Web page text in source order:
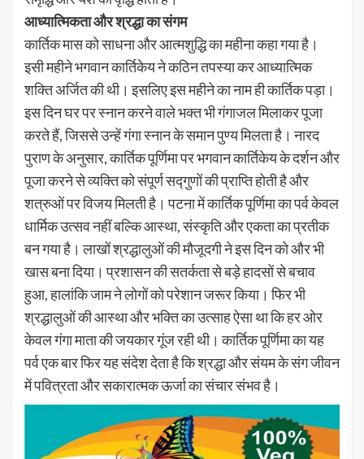
आध्यात्मिकता और श्रद्धा का संगम
कार्तिक मास को साधना और आत्मशुद्धि का महीना कहा गया है।
इसी महीने भगवान कार्तिकेय ने कठिन तपस्या कर आध्यात्मिक
शक्ति अर्जित की थी। इसलिए इस महीने का नाम ही कार्तिक पड़ा।
इस दिन घर पर स्नान करने वाले भक्त भी गंगाजल मिलाकर पूजा
करते हैं, जिससे उन्हें गंगा स्नान के समान पुण्य मिलता है। नारद
पुराण के अनुसार, कार्तिक पूर्णिमा पर भगवान कार्तिकेय के दर्शन और
पूजा करने से व्यक्ति को संपूर्ण सद्गुणों की प्राप्ति होती है और
शत्रुओं पर विजय मिलती है। पटना में कार्तिक पूर्णिमा का पर्व केवल
धार्मिक उत्सव नहीं बल्कि आस्था, संस्कृति और एकता का प्रतीक
बन गया है। लाखों श्रद्धालुओं की मौजूदगी ने इस दिन को और भी
खास बना दिया। प्रशासन की सतर्कता से बड़े हादसों से बचाव
हुआ, हालांकि जाम ने लोगों को परेशान जरूर किया। फिर भी
श्रद्धालुओं की आस्था और भक्ति का उत्साह ऐसा था कि हर ओर
केवल गंगा माता की जयकार गूंज रही थी। कार्तिक पूर्णिमा का यह
पर्व एक बार फिर यह संदेश देता है कि श्रद्धा और संयम के संग जीवन
में पवित्रता और सकारात्मक ऊर्जा का संचार संभव है।